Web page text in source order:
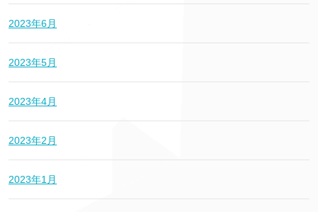
2023年6月
2023年5月
2023年4月
2023年2月
2023年1月